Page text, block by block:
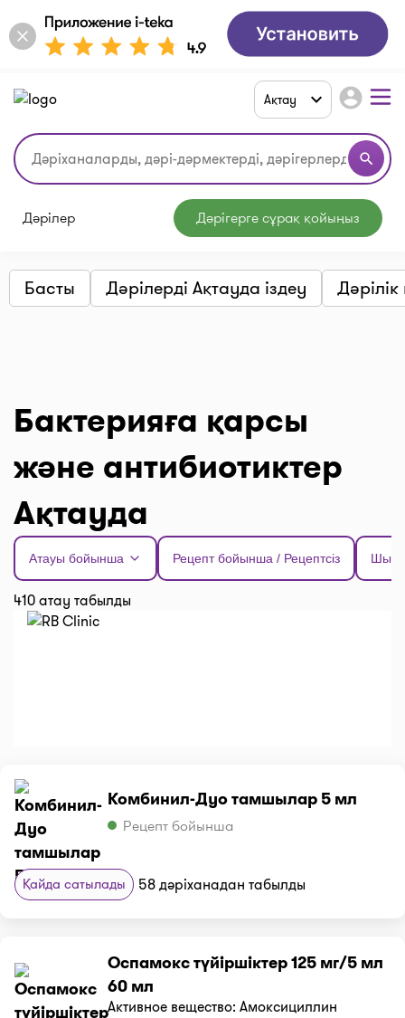
search
Ақтау account_circle
Дәрілер Дәрігерге сұрақ қойыңыз
Басты Дәрілерді Ақтауда іздеу
Бактерияға қарсы
және антибиотиктер
Ақтауда
Атауы бойынша Рецепт бойынша / Рецептсіз
410 атау табылды
Комбинил-Дуо тамшылар 5 мл
Рецепт бойынша
Қайда сатылады 58 дәріханадан табылды
Оспамокс түйіршіктер 125 мг/5 мл
60 мл
Активное вещество: Амоксициллин